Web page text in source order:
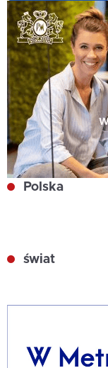
Polska
świat